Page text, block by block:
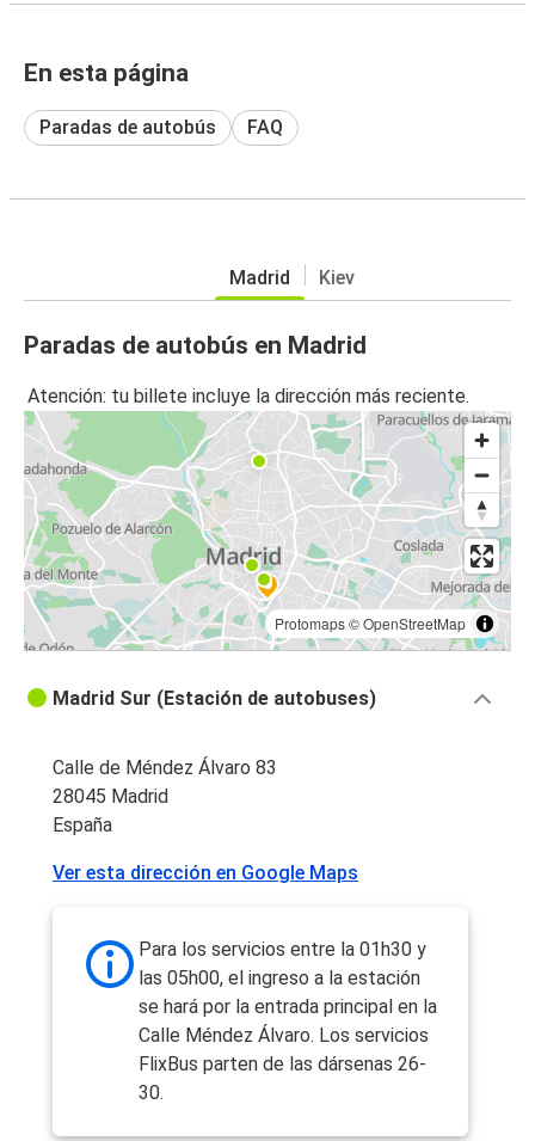
En esta página
Paradas de autobús FAQ
Madrid Kiev
Paradas de autobús en Madrid
Atención: tu billete incluye la dirección más reciente.
Protomaps©OpenStreetMap
Madrid Sur (Estación de autobuses)
Calle de Méndez Álvaro 83
28045 Madrid
España
Ver esta dirección en Google Maps
Para los servicios entre la 01h30 y
las 05h00, el ingreso a la estación
se hará por la entrada principal en la
Calle Méndez Álvaro. Los servicios
FlixBus parten de las dársenas 26-
30.